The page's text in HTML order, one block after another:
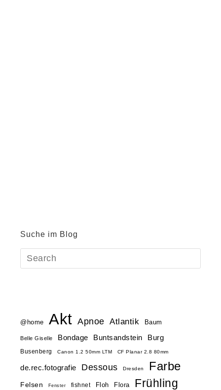
Suche im Blog
@home Akt Apnoe Atlantik Baum
Belle Giselle Bondage Buntsandstein Burg
Busenberg Canon 1.2 50mm LTM CF Planar 2.8 80mm
de.rec.fotografie Dessous Dresden Farbe
Felsen Fenster fishnet Floh Flora Frühling